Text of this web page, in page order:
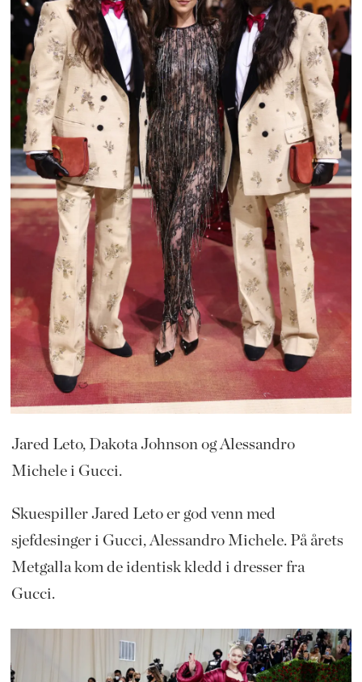
Jared Leto, Dakota Johnson og Alessandro
Michele i Gucci.
Skuespiller Jared Leto er god venn med
sjefdesinger i Gucci, Alessandro Michele. På årets
Metgalla kom de identisk kledd i dresser fra
Gucci.